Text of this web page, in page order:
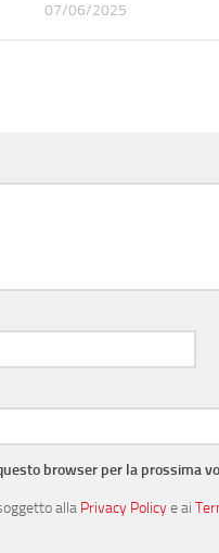
07/06/2025
browser per la prossima
alla Privacy Policye ai